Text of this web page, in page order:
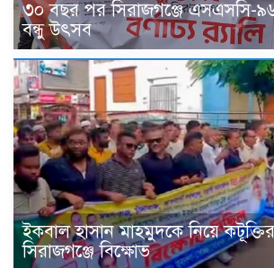
৩০ বছর পর সিরাজগঞ্জে এসএসসি-৯৬
বন্ধু উৎসব
ইকবাল হাসান মাহমুদকে নিয়ে কটূক্তির
সিরাজগঞ্জে বিক্ষোভ